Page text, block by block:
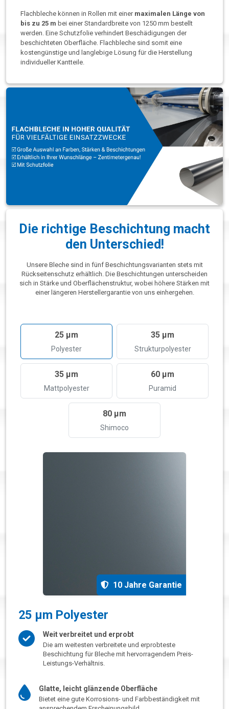
Flachbleche können in Rollen mit einer maximalen Länge von
bis zu 25 m bei einer Standardbreite von 1250 mm bestellt
werden. Eine Schutzfolie verhindert Beschädigungen der
beschichteten Oberfläche. Flachbleche sind somit eine
kostengünstige und langlebige Lösung für die Herstellung
individueller Kantteile.
Die richtige Beschichtung macht
den Unterschied!
Unsere Bleche sind in fünf Beschichtungsvarianten stets mit
Rückseitenschutz erhältlich. Die Beschichtungen unterscheiden
sich in Stärke und Oberflächenstruktur, wobei höhere Stärken mit
einer längeren Herstellergarantie von uns einhergehen.
25 µm
Polyester
35 µm
Strukturpolyester
35 µm
Mattpolyester
60 µm
Puramid
80 µm
Shimoco
10 Jahre Garantie
25 µm Polyester
Weit verbreitet und erprobt
Die am weitesten verbreitete und erprobteste
Beschichtung für Bleche mit hervorragendem Preis-
Leistungs-Verhältnis.
Glatte, leicht glänzende Oberfläche
Bietet eine gute Korrosions- und Farbbeständigkeit mit